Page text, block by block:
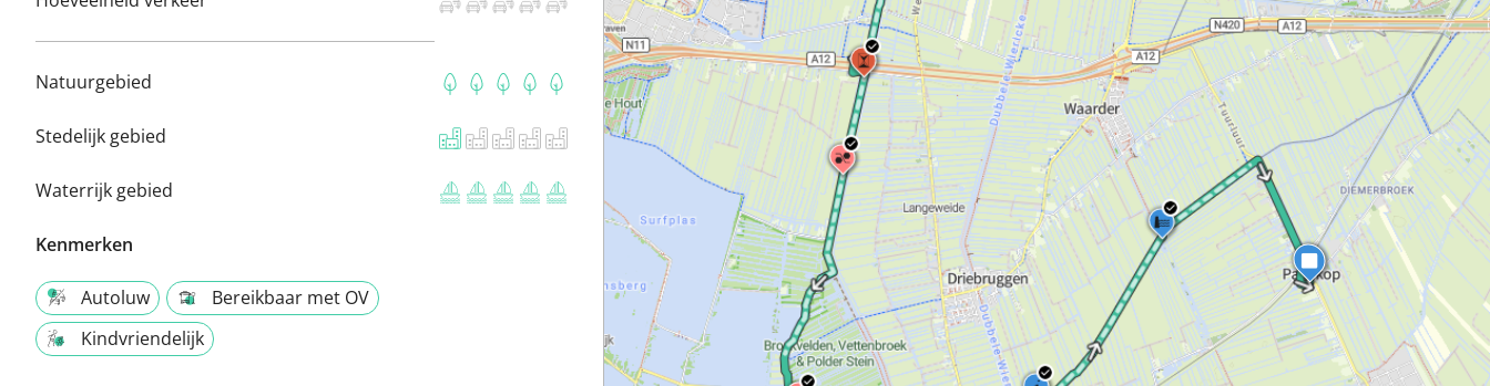
Natuurgebied
Stedelijk gebied
Waterrijk gebied
Kenmerken
Autoluw
Bereikbaar met OV
Kindvriendelijk